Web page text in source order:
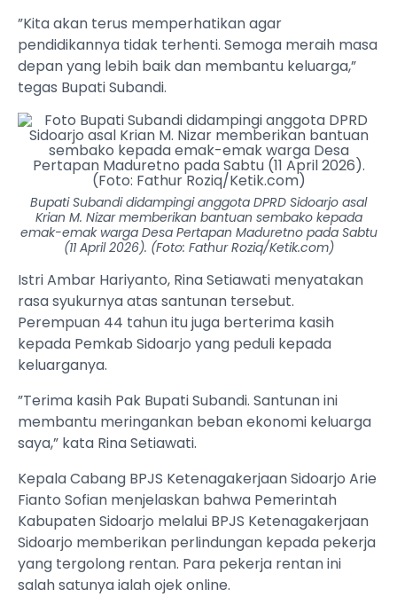
”Kita akan terus memperhatikan agar
pendidikannya tidak terhenti. Semoga meraih masa
depan yang lebih baik dan membantu keluarga,”
tegas Bupati Subandi.
Bupati Subandi didampingi anggota DPRD Sidoarjo asal
Krian M. Nizar memberikan bantuan sembako kepada
emak-emak warga Desa Pertapan Maduretno pada Sabtu
(11 April 2026). (Foto: Fathur Roziq/Ketik.com)
Istri Ambar Hariyanto, Rina Setiawati menyatakan
rasa syukurnya atas santunan tersebut.
Perempuan 44 tahun itu juga berterima kasih
kepada Pemkab Sidoarjo yang peduli kepada
keluarganya.
”Terima kasih Pak Bupati Subandi. Santunan ini
membantu meringankan beban ekonomi keluarga
saya,” kata Rina Setiawati.
Kepala Cabang BPJS Ketenagakerjaan Sidoarjo Arie
Fianto Sofian menjelaskan bahwa Pemerintah
Kabupaten Sidoarjo melalui BPJS Ketenagakerjaan
Sidoarjo memberikan perlindungan kepada pekerja
yang tergolong rentan. Para pekerja rentan ini
salah satunya ialah ojek online.